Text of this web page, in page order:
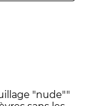
"nude""